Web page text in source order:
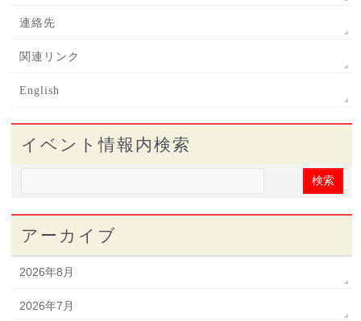
連絡先
関連リンク
English
イベント情報内検索
アーカイブ
2026年8月
2026年7月